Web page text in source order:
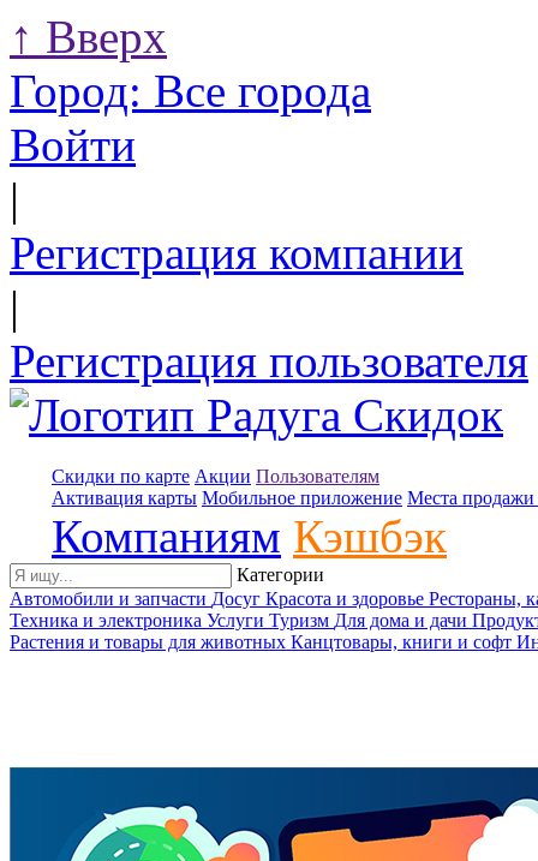
↑ Вверх
Город: Все города
Войти
|
Регистрация компании
|
Регистрация пользователя
Скидки по карте Акции Пользователям
Активация карты Мобильное приложение Места продажи
Компаниям Кэшбэк
Категории
Автомобили и запчасти Досуг Красота и здоровье Рестораны,
Техника и электроника Услуги Туризм Для дома и дачи
Растения и товары для животных Канцтовары, книги и софт